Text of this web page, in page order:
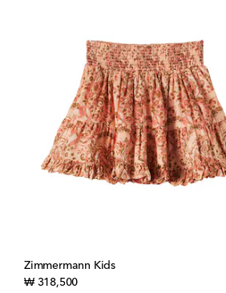
Zimmermann Kids
₩ 318,500original price